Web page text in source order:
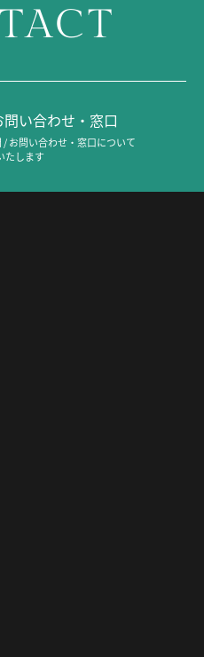
い合わせ・窓口
お問い合わせ・窓口について
たします